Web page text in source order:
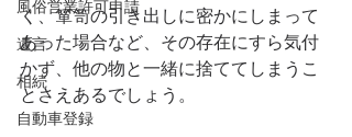
風俗営業許可申請
遺言
相続
自動車登録
く、箪笥の引き出しに密かにしまって
あった場合など、その存在にすら気付
かず、他の物と一緒に捨ててしまうこ
とさえあるでしょう。